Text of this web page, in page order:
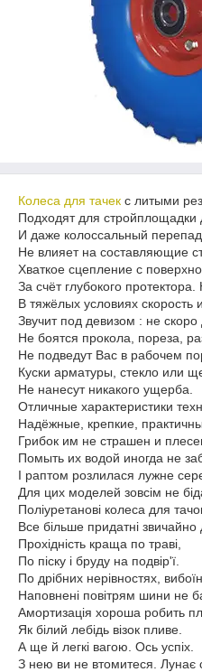
Колеса для тачек с литыми
Подходят для стройплощадки
И даже колоссальный
Не влияет на составляющие
Хваткое сцепление с
За счёт глубокого
В тяжёлых условиях скорость
Звучит под девизом : не скоро
Не боятся прокола, пореза,
Не подведут Вас в рабочем
Куски арматуры, стекло или
Не нанесут никакого ущерба.
Отличные характеристики
Надёжные, крепкие,
Грибок им не страшен и
Помыть их водой иногда не
І раптом розлилася лужне
Для цих моделей зовсім не
Поліуретанові колеса для
Все більше придатні звичайно
Прохідність краща по траві,
По піску і бруду на подвір'ї.
По дрібних нерівностях,
Наповнені повітрям шини не
Амортизація хороша робить
Як білий лебідь візок пливе.
А ще й легкі вагою. Ось успіх.
З нею ви не втомитеся. Лунає